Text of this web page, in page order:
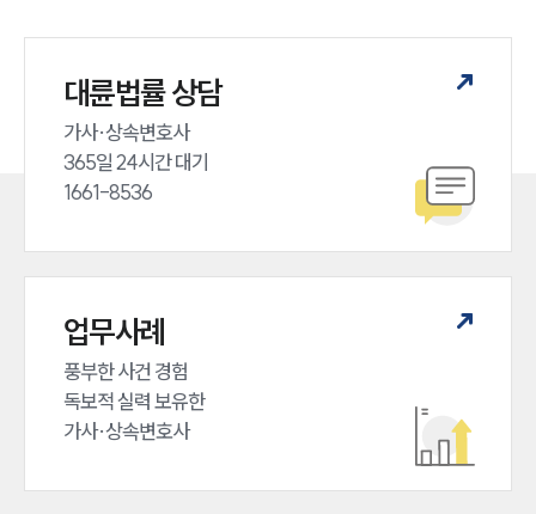
대륜법률상담예약
대륜법률상담예약
대륜법률 상담
가사·상속변호사
365일 24시간 대기
1661-8536
업무사례
풍부한 사건 경험
독보적 실력 보유한
가사·상속변호사